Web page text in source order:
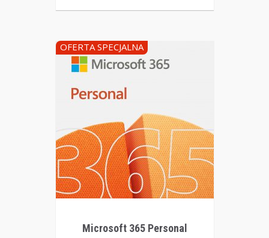
OFERTA SPECJALNA
Microsoft 365 Personal